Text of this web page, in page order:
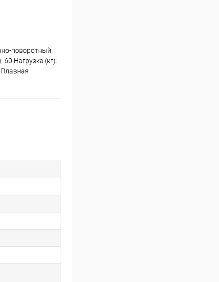
поворотный
Нагрузка (кг):
Плавная